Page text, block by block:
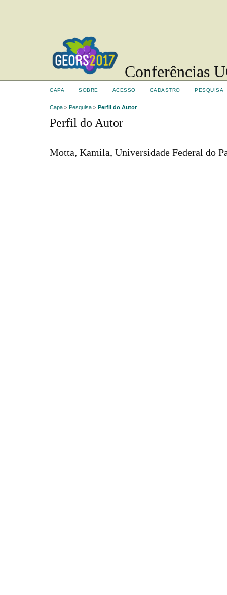
Conferências
CAPA SOBRE ACESSO CADASTRO PESQUISA
Capa > Pesquisa > Perfil do Autor
Perfil do Autor
Motta, Kamila, Universidade Federal do